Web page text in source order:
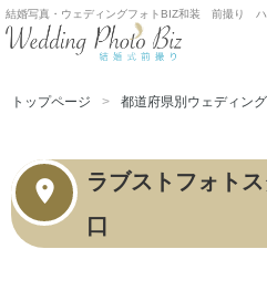
結婚写真・ウェディングフォトBIZ和装 前撮り ハワイ 写
トップページ 都道府県別ウェディン
ラブストフォト
口